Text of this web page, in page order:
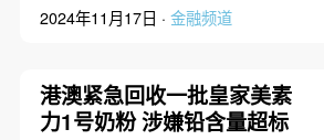
2024年11月17日 · 金融频道
港澳紧急回收一批皇家美素
力1号奶粉 涉嫌铅含量超标